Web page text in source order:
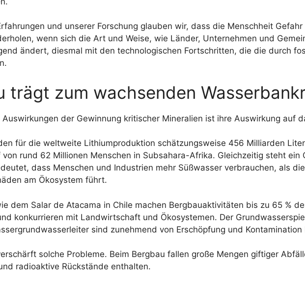
und unserer Forschung glauben wir, dass die Menschheit
wenn sich die Art und Weise, wie Länder, Unternehmen und
ändert, diesmal mit den technologischen Fortschritten, die die durch
trägt zum wachsenden
der Gewinnung kritischer Mineralien ist ihre Auswirkung auf
für die weltweite Lithiumproduktion schätzungsweise 456 Milliarden
rund 62 Millionen Menschen in Subsahara-Afrika. Gleichzeitig steht ein
dass Menschen und Industrien mehr Süßwasser verbrauchen, als
am Ökosystem führt.
dem Salar de Atacama in Chile machen Bergbauaktivitäten bis zu 65 %
konkurrieren mit Landwirtschaft und Ökosystemen. Der
sind zunehmend von Erschöpfung und
solche Probleme. Beim Bergbau fallen große Mengen giftiger
radioaktive Rückstände enthalten.